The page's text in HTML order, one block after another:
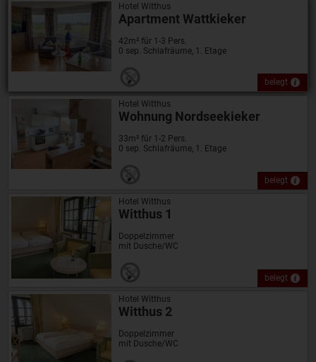
belegt
Hotel Witthus
Apartment Wattkieker
42m² für 1-3 Pers.
0 sep. Schlafräume, 1. Etage
belegt
Hotel Witthus
Wohnung Nordseekieker
33m² für 1-2 Pers.
0 sep. Schlafräume, 1. Etage
belegt
Hotel Witthus
Witthus 1
Doppelzimmer
mit Dusche/WC
Hotel Witthus
Witthus 2
Doppelzimmer
mit Dusche/WC